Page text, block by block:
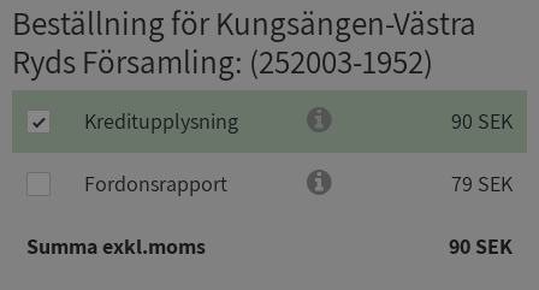
Beställning för Kungsängen-Västra
Ryds Församling: (252003-1952)
Kreditupplysning 90 SEK
Fordonsrapport 79 SEK
Summa exkl.moms 90 SEK